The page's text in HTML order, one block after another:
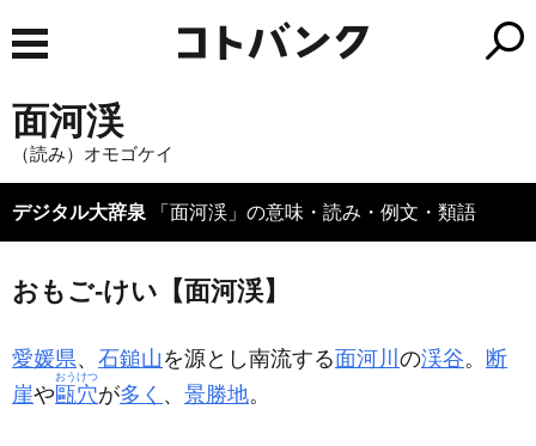
面河渓
（読み）オモゴケイ
デジタル大辞泉 「面河渓」の意味・読み・例文・類語
おもご‐けい【面河渓】
愛媛県、 石鎚山 を源とし南流する面河川 の渓谷。 断
崖や甌穴
おうけつ
が多く 、 景勝地。